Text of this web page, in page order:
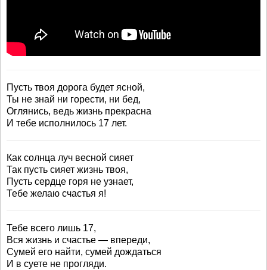
Пусть твоя дорога будет ясной,
Ты не знай ни горести, ни бед,
Оглянись, ведь жизнь прекрасна
И тебе исполнилось 17 лет.
Как солнца луч весной сияет
Так пусть сияет жизнь твоя,
Пусть сердце горя не узнает,
Тебе желаю счастья я!
Тебе всего лишь 17,
Вся жизнь и счастье — впереди,
Сумей его найти, сумей дождаться
И в суете не прогляди.